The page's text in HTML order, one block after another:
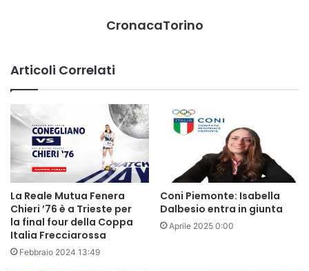
CronacaTorino
Articoli Correlati
La Reale Mutua Fenera
Chieri ’76 è a Trieste per
la final four della Coppa
Italia Frecciarossa
Febbraio 2024 13:49
Coni Piemonte: Isabella
Dalbesio entra in giunta
Aprile 2025 0:00